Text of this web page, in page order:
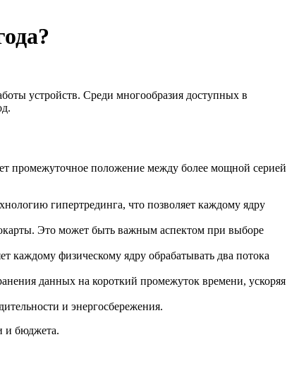
устройств. Среди многообразия доступных в
промежуточное положение между более мощной серией
гипертрединга, что позволяет каждому ядру
Это может быть важным аспектом при выборе
каждому физическому ядру обрабатывать два потока
данных на короткий промежуток времени, ускоряя
и энергосбережения.
и бюджета.